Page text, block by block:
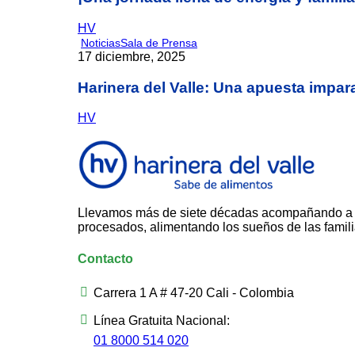
HV
NoticiasSala de Prensa
17 diciembre, 2025
Harinera del Valle: Una apuesta
HV
Llevamos más de siete décadas acompañando
procesados, alimentando los sueños de las
Contacto
Carrera 1 A # 47-20 Cali - Colombia
Línea Gratuita Nacional:
01 8000 514 020